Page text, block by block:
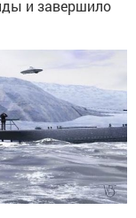
и завершило